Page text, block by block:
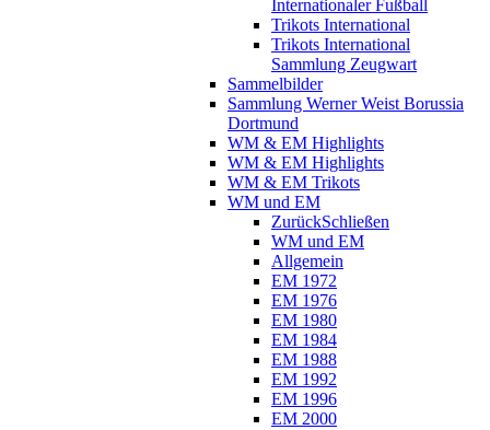
Internationaler Fußball
Trikots International
Trikots International
Sammlung Zeugwart
Sammelbilder
Sammlung Werner Weist Borussia
Dortmund
WM & EM Highlights
WM & EM Highlights
WM & EM Trikots
WM und EM
ZurückSchließen
WM und EM
Allgemein
EM 1972
EM 1976
EM 1980
EM 1984
EM 1988
EM 1992
EM 1996
EM 2000